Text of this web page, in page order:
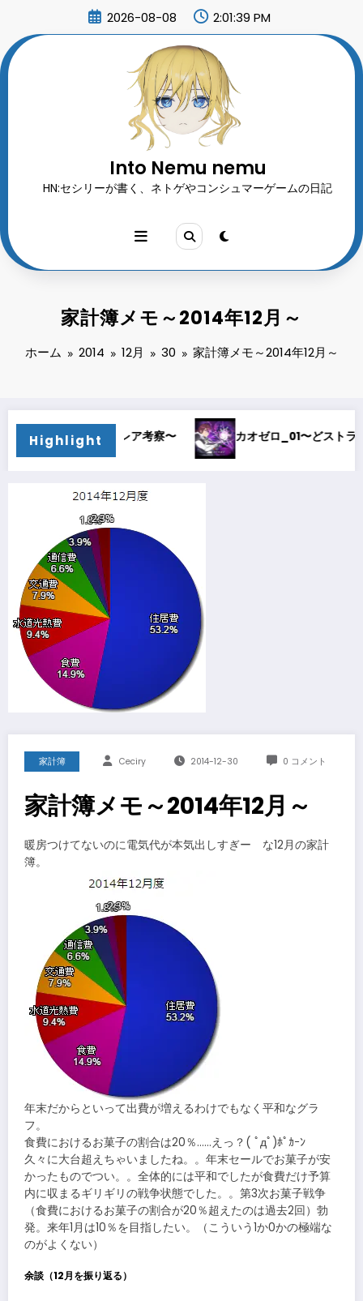
ン
ツ
2026-08-08 2:01:40 PM
Into Nemu nemu
HN:セシリーが書く、ネトゲやコンシュマーゲームの日記
家計簿メモ～2014年12月～
ホーム 2014 12月 30 家計簿メモ～2014年12月～
Highlight
〜オルレア考察〜 カオゼロ_01〜どストライク〜
家計簿 Ceciry 2014-12-30 0 コメント
家計簿メモ～2014年12月～
暖房つけてないのに電気代が本気出しすぎー な12月の家計
簿。
年末だからといって出費が増えるわけでもなく平和なグラ
フ。
食費におけるお菓子の割合は20％……えっ？( ﾟдﾟ)ﾎﾟｶｰﾝ
久々に大台超えちゃいましたね。。年末セールでお菓子が安
かったものでつい。。全体的には平和でしたが食費だけ予算
内に収まるギリギリの戦争状態でした。。第3次お菓子戦争
（食費におけるお菓子の割合が20％超えたのは過去2回）勃
発。来年1月は10％を目指したい。（こういう1か0かの極端な
のがよくない）
余談（12月を振り返る）